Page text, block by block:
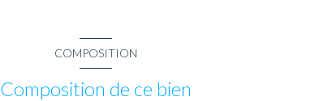
COMPOSITION
Composition de ce bien